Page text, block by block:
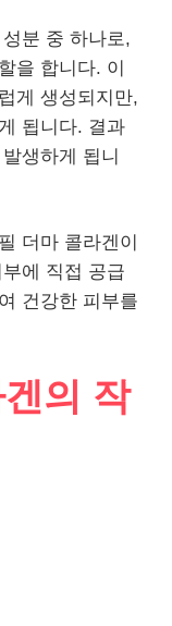
분 중 하나로,
을 합니다. 이
게 생성되지만,
됩니다. 결과
생하게 됩니
더마 콜라겐이
에 직접 공급
건강한 피부를
의 작